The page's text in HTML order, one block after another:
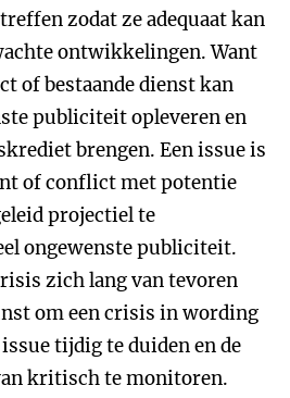
zodat ze adequaat kan
ontwikkelingen. Want
of bestaande dienst kan
publiciteit opleveren en
brengen. Een issue is
of conflict met potentie
projectiel te
ongewenste publiciteit.
zich lang van tevoren
om een crisis in wording
tijdig te duiden en de
kritisch te monitoren.